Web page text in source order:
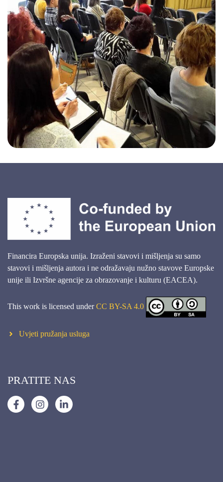
Financira Europska unija. Izraženi stavovi i mišljenja su samo
stavovi i mišljenja autora i ne odražavaju nužno stavove Europske
unije ili Izvršne agencije za obrazovanje i kulturu (EACEA).
This work is licensed underCC BY-SA 4.0
Uvjeti pružanja usluga
PRATITE NAS